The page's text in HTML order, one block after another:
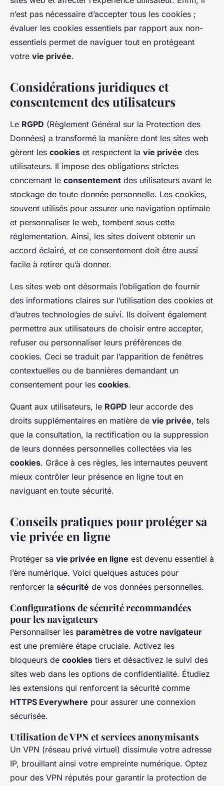
n’est pas nécessaire d’accepter tous les cookies ;
évaluer les cookies essentiels par rapport aux non-
essentiels permet de naviguer tout en protégeant
votre vie privée.
Considérations juridiques et
consentement des utilisateurs
Le RGPD (Règlement Général sur la Protection des
Données) a transformé la manière dont les sites web
gèrent les cookies et respectent la vie privée des
utilisateurs. Il impose des obligations strictes
concernant le consentement des utilisateurs avant le
stockage de toute donnée personnelle. Les cookies,
souvent utilisés pour assurer une navigation optimale
et personnaliser le web, tombent sous cette
réglementation. Ainsi, les sites doivent obtenir un
accord éclairé, et ce consentement doit être aussi
facile à retirer qu’à donner.
Les sites web ont désormais l’obligation de fournir
des informations claires sur l’utilisation des cookies et
d’autres technologies de suivi. Ils doivent également
permettre aux utilisateurs de choisir entre accepter,
refuser ou personnaliser leurs préférences de
cookies. Ceci se traduit par l’apparition de fenêtres
contextuelles ou de bannières demandant un
consentement pour les cookies.
Quant aux utilisateurs, le RGPD leur accorde des
droits supplémentaires en matière de vie privée, tels
que la consultation, la rectification ou la suppression
de leurs données personnelles collectées via les
cookies. Grâce à ces règles, les internautes peuvent
mieux contrôler leur présence en ligne tout en
naviguant en toute sécurité.
Conseils pratiques pour protéger sa
vie privée en ligne
Protéger sa vie privée en ligne est devenu essentiel à
l’ère numérique. Voici quelques astuces pour
renforcer la sécurité de vos données personnelles.
Configurations de sécurité recommandées
pour les navigateurs
Personnaliser les paramètres de votre navigateur
est une première étape cruciale. Activez les
bloqueurs de cookies tiers et désactivez le suivi des
sites web dans les options de confidentialité. Étudiez
les extensions qui renforcent la sécurité comme
HTTPS Everywhere pour assurer une connexion
sécurisée.
Utilisation de VPN et services anonymisants
Un VPN (réseau privé virtuel) dissimule votre adresse
IP, brouillant ainsi votre empreinte numérique. Optez
pour des VPN réputés pour garantir la protection de